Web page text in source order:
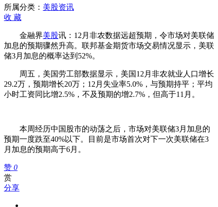
市
美
联
储
息
预
期
所属分类： 美股资讯
收 藏
金融界美股讯：12月非农数据远超预期，令市场对美联储
加息的预期骤然升高。联邦基金期货市场交易情况显示，美联
储3月加息的概率达到52%。
周五，美国劳工部数据显示，美国12月非农就业人口增长
29.2万，预期增长20万；12月失业率5.0%，与预期持平；平均
小时工资同比增2.5%，不及预期的增2.7%，但高于11月。
本周经历中国股市的动荡之后，市场对美联储3月加息的
预期一度跌至40%以下。目前是市场首次对下一次美联储在3
月加息的预期高于6月。
赞 0
赏
分享